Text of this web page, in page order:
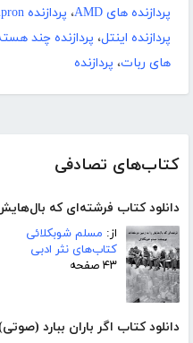
کتاب‌های تصادفی
دانلود کتاب فرشته‌ای که
از: مسلم شوبکلائی
کتاب‌های نثر ادبی
۴۳ صفحه
دانلود کتاب اگر باران ببارد
پردازنده های AMD
، پردازنده AMD Sempron
پردازنده اینتل، پردازنده چند
های ربات، پردازنده